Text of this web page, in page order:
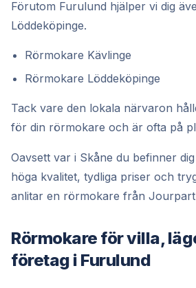
Förutom Furulund hjälper vi dig
Löddeköpinge.
Rörmokare Kävlinge
Rörmokare Löddeköpinge
Tack vare den lokala närvaron
för din rörmokare och är ofta på
Oavsett var i Skåne du befinner
höga kvalitet, tydliga priser och
anlitar en rörmokare från
Rörmokare för villa,
företag i Furulund